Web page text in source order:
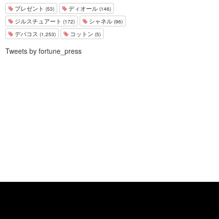
プレゼント (53) ディオール (146)
ジルスチュアート (172) シャネル (96)
デパコス (1,253) コットン (5)
Tweets by fortune_press